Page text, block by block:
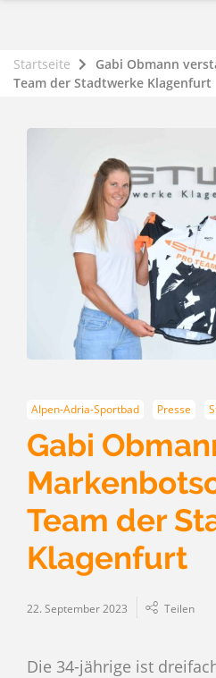
Startseite
Gabi Obmann
Team der Stadtwerke Klagenfurt
Alpen-Adria-Sportbad Presse
Gabi
Team der
Klagenfurt
22. September 2023 Teilen
Die 34-jährige ist